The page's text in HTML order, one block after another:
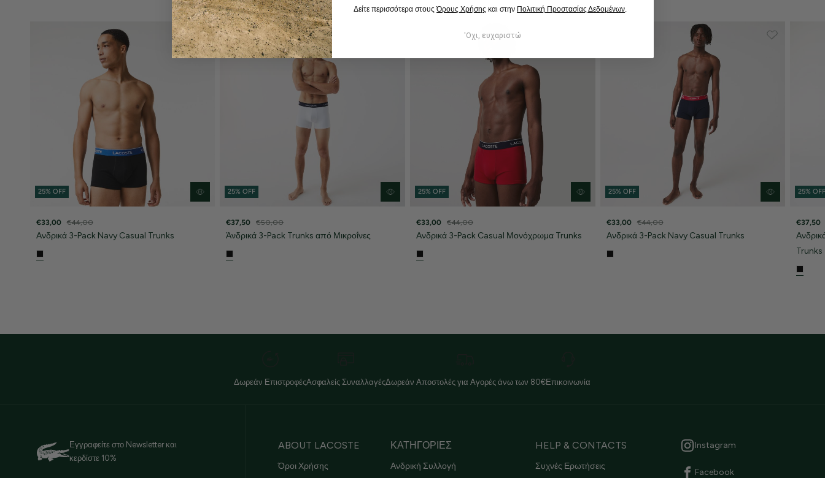
25% OFF
€33,00 €44,00
Ανδρικά 3-Pack Navy Casual Trunks
25% OFF
€37,50 €50,00
Άνδρικά 3-Pack Trunks από Μικροΐνες
25% OFF
€33,00 €44,00
Ανδρικά 3-Pack Casual Μονόχρωμα Trunks
25% OFF
€33,00 €44,00
Ανδρικά 3-Pack Navy Casual Trunks
25%
€37,50
Trunks
Δωρεάν ΕπιστροφέςΑσφαλείς ΣυναλλαγέςΔωρεάν Αποστολές για Αγορές άνω των 80€Επικοινωνία
Εγγραφείτε στο Newsletter και
κερδίστε 10%
ABOUT LACOSTE
Όροι Χρήσης
ΚΑΤΗΓΟΡΙΕΣ
Ανδρική Συλλογή
HELP & CONTACTS
Συχνές Ερωτήσεις
Instagram
Facebook
Δείτε περισσότερα στουςΌρους Χρήσης και στην Πολιτική Προστασίας Δεδομένων
'Οχι, ευχαριστώ